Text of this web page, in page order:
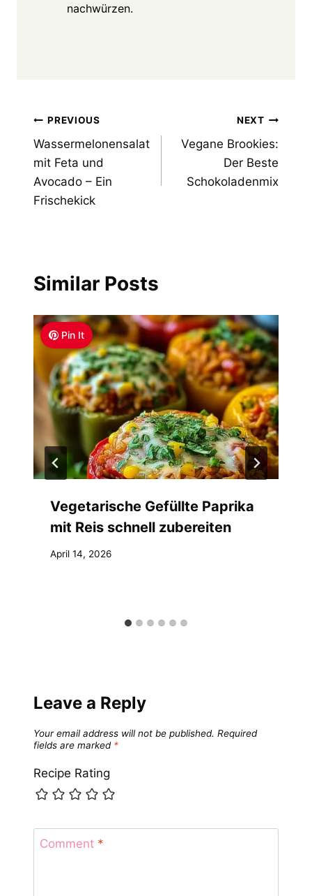
nachwürzen.
Post
navigation
PREVIOUS
Wassermelonensalat
mit Feta und
Avocado – Ein
Frischekick
NEXT
Vegane Brookies:
Der Beste
Schokoladenmix
Similar Posts
Pin It
Vegetarische Gefüllte Paprika
mit Reis schnell zubereiten
April 14, 2026
Leave a Reply
Your email address will not be published. Required
fields are marked *
Recipe Rating
Comment *